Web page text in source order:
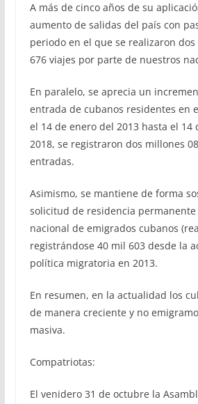
A más de cinco años de su
aumento de salidas del país con
periodo en el que se realizaron
676 viajes por parte de nuestros
En paralelo, se aprecia un
entrada de cubanos residentes en
el 14 de enero del 2013 hasta el 14
2018, se registraron dos millones
entradas.
Asimismo, se mantiene de forma
solicitud de residencia
nacional de emigrados cubanos
registrándose 40 mil 603 desde la
política migratoria en 2013.
En resumen, en la actualidad los
de manera creciente y no
masiva.
Compatriotas:
El venidero 31 de octubre la